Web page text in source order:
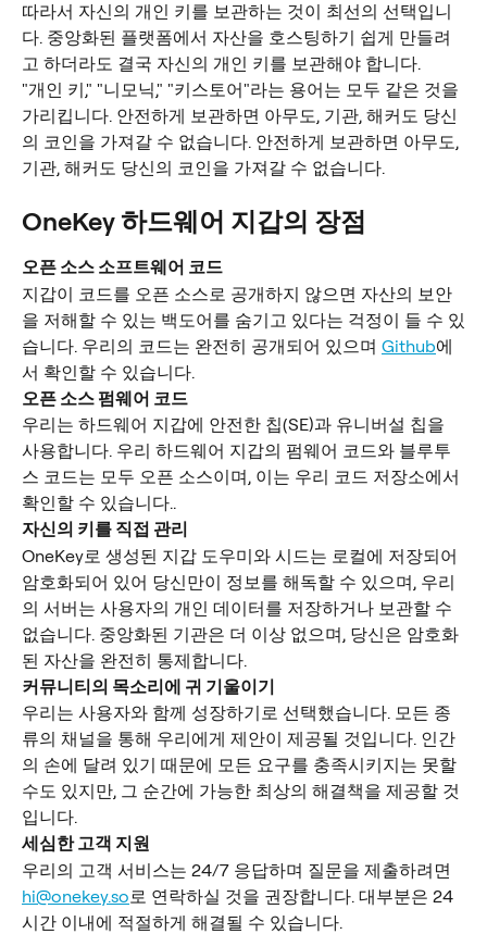
따라서 자신의 개인 키를 보관하는 것이 최선의 선택입니
다. 중앙화된 플랫폼에서 자산을 호스팅하기 쉽게 만들려
고 하더라도 결국 자신의 개인 키를 보관해야 합니다.
"개인 키," "니모닉," "키스토어"라는 용어는 모두 같은 것을
가리킵니다. 안전하게 보관하면 아무도, 기관, 해커도 당신
의 코인을 가져갈 수 없습니다. 안전하게 보관하면 아무도,
기관, 해커도 당신의 코인을 가져갈 수 없습니다.
OneKey 하드웨어 지갑의 장점
오픈 소스 소프트웨어 코드
지갑이 코드를 오픈 소스로 공개하지 않으면 자산의 보안
을 저해할 수 있는 백도어를 숨기고 있다는 걱정이 들 수 있
습니다. 우리의 코드는 완전히 공개되어 있으며 Github에
서 확인할 수 있습니다.
오픈 소스 펌웨어 코드
우리는 하드웨어 지갑에 안전한 칩(SE)과 유니버설 칩을
사용합니다. 우리 하드웨어 지갑의 펌웨어 코드와 블루투
스 코드는 모두 오픈 소스이며, 이는 우리 코드 저장소에서
확인할 수 있습니다..
자신의 키를 직접 관리
OneKey로 생성된 지갑 도우미와 시드는 로컬에 저장되어
암호화되어 있어 당신만이 정보를 해독할 수 있으며, 우리
의 서버는 사용자의 개인 데이터를 저장하거나 보관할 수
없습니다. 중앙화된 기관은 더 이상 없으며, 당신은 암호화
된 자산을 완전히 통제합니다.
커뮤니티의 목소리에 귀 기울이기
우리는 사용자와 함께 성장하기로 선택했습니다. 모든 종
류의 채널을 통해 우리에게 제안이 제공될 것입니다. 인간
의 손에 달려 있기 때문에 모든 요구를 충족시키지는 못할
수도 있지만, 그 순간에 가능한 최상의 해결책을 제공할 것
입니다.
세심한 고객 지원
우리의 고객 서비스는 24/7 응답하며 질문을 제출하려면
hi@onekey.so로 연락하실 것을 권장합니다. 대부분은 24
시간 이내에 적절하게 해결될 수 있습니다.